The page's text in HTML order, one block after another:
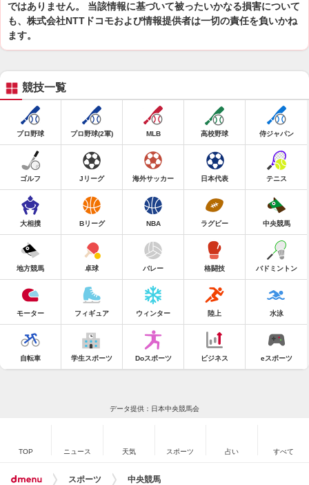
ではありません。 当該情報に基づいて被ったいかなる損害について
も、株式会社NTTドコモおよび情報提供者は一切の責任を負いかね
ます。
競技一覧
プロ野球 プロ野球(2軍) MLB 高校野球 侍ジャパン
ゴルフ Jリーグ 海外サッカー 日本代表 テニス
大相撲 Bリーグ NBA ラグビー 中央競馬
地方競馬 卓球 バレー 格闘技 バドミントン
モーター フィギュア ウィンター 陸上 水泳
自転車 学生スポーツ Doスポーツ ビジネス eスポーツ
データ提供：日本中央競馬会
TOP ニュース 天気 スポーツ 占い すべて
スポーツ 中央競馬